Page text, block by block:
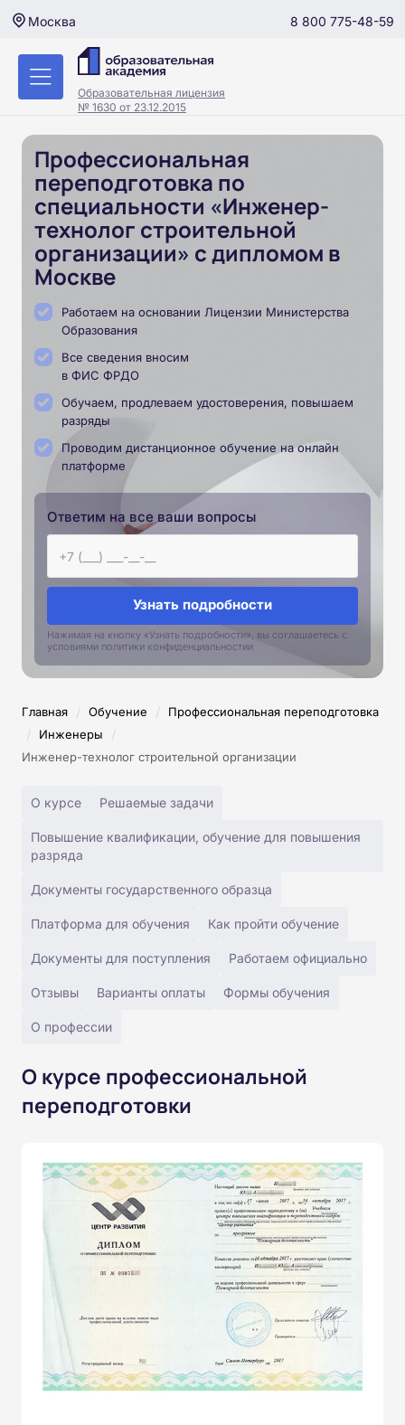
Москва 8 800 775-48-59
Образовательная лицензия
№ 1630 от 23.12.2015
Профессиональная
переподготовка по
специальности «Инженер-
технолог строительной
организации» с дипломом в
Москве
Работаем на основании Лицензии Министерства
Образования
Все сведения вносим
в ФИС ФРДО
Обучаем, продлеваем удостоверения, повышаем
разряды
Проводим дистанционное обучение на онлайн
платформе
Ответим на все ваши вопросы
Узнать подробности
Нажимая на кнопку «Узнать подробности», вы соглашаетесь с
условиями политики конфиденциальностии
Главная / Обучение / Профессиональная переподготовка
/ Инженеры /
Инженер-технолог строительной организации
О курсе Решаемые задачи
Повышение квалификации, обучение для повышения
разряда
Документы государственного образца
Платформа для обучения Как пройти обучение
Документы для поступления Работаем официально
Отзывы Варианты оплаты Формы обучения
О профессии
О курсе профессиональной
переподготовки